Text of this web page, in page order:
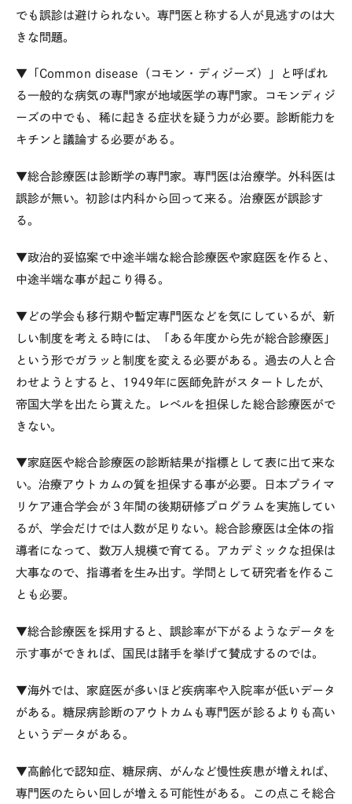
でも誤診は避けられない。専門医と称する人が見逃すのは大
きな問題。
▼「Common disease（コモン・ディジーズ）」と呼ばれ
る一般的な病気の専門家が地域医学の専門家。コモンディジ
ーズの中でも、稀に起きる症状を疑う力が必要。診断能力を
キチンと議論する必要がある。
▼総合診療医は診断学の専門家。専門医は治療学。外科医は
誤診が無い。初診は内科から回って来る。治療医が誤診す
る。
▼政治的妥協案で中途半端な総合診療医や家庭医を作ると、
中途半端な事が起こり得る。
▼どの学会も移行期や暫定専門医などを気にしているが、新
しい制度を考える時には、「ある年度から先が総合診療医」
という形でガラッと制度を変える必要がある。過去の人と合
わせようとすると、1949年に医師免許がスタートしたが、
帝国大学を出たら貰えた。レベルを担保した総合診療医がで
きない。
▼家庭医や総合診療医の診断結果が指標として表に出て来な
い。治療アウトカムの質を担保する事が必要。日本プライマ
リケア連合学会が３年間の後期研修プログラムを実施してい
るが、学会だけでは人数が足りない。総合診療医は全体の指
導者になって、数万人規模で育てる。アカデミックな担保は
大事なので、指導者を生み出す。学問として研究者を作るこ
とも必要。
▼総合診療医を採用すると、誤診率が下がるようなデータを
示す事ができれば、国民は諸手を挙げて賛成するのでは。
▼海外では、家庭医が多いほど疾病率や入院率が低いデータ
がある。糖尿病診断のアウトカムも専門医が診るよりも高い
というデータがある。
▼高齢化で認知症、糖尿病、がんなど慢性疾患が増えれば、
専門医のたらい回しが増える可能性がある。この点こそ総合